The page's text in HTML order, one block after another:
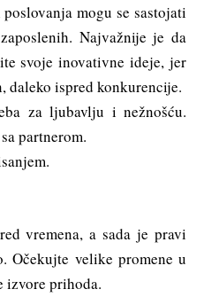
mogu se sastojati
Najvažnije je da
svoje inovativne ideje, jer
daleko ispred konkurencije.
za ljubavlju i nežnošću.
partnerom.
vremena, a sada je pravi
Očekujte velike promene u
izvore prihoda.